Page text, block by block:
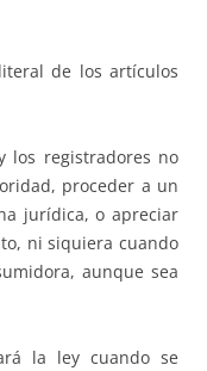
de los artículos
los registradores no
proceder a un
jurídica, o apreciar
ni siquiera cuando
aunque sea
la ley cuando se